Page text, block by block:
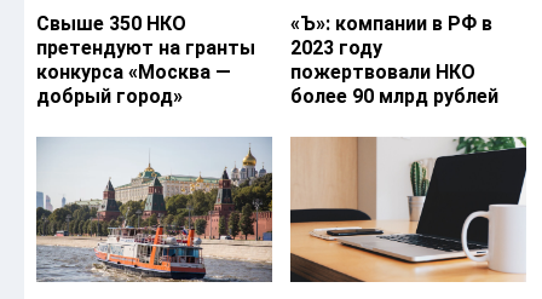
Свыше 350 НКО
претендуют на гранты
конкурса «Москва —
добрый город»
«Ъ‎»: компании в РФ в
2023 году
пожертвовали НКО
более 90 млрд рублей